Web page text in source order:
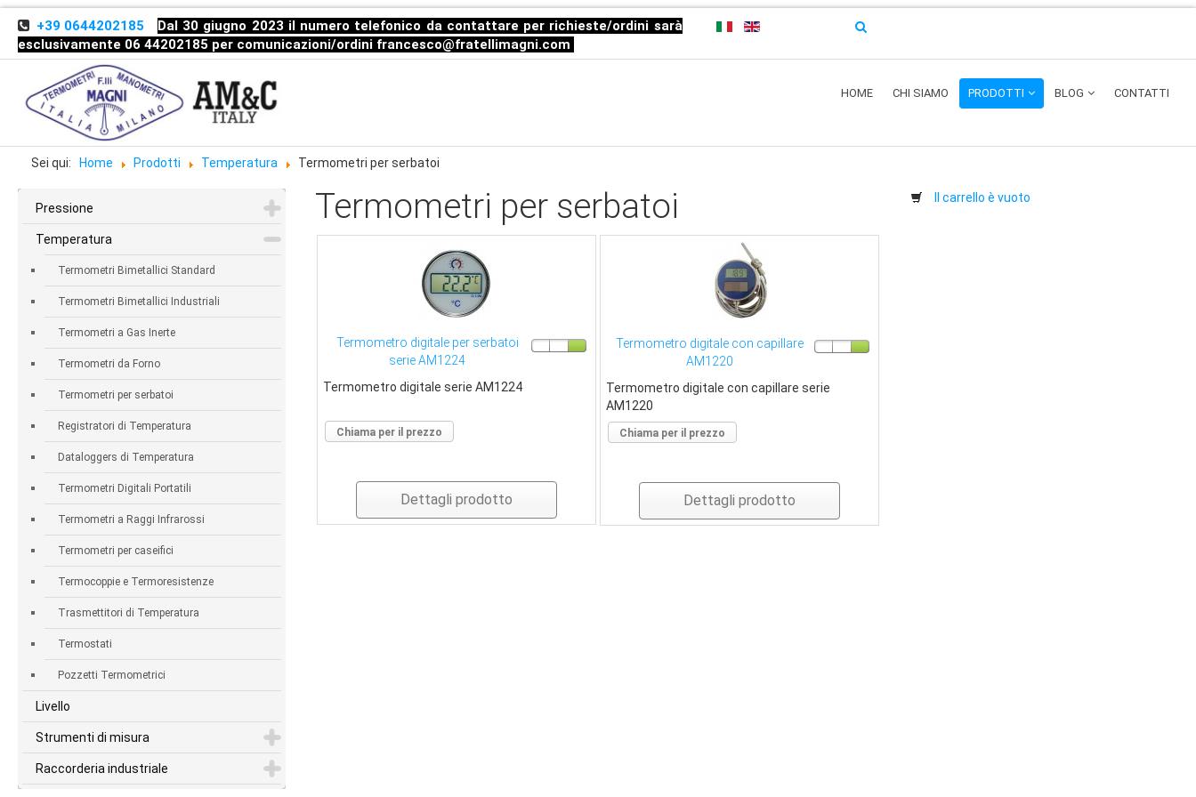
+39 0644202185
Dal 30 giugno 2023 il numero telefonico da contattare per richieste/ordini sarà
esclusivamente 06 44202185 per comunicazioni/ordini francesco@fratellimagni.com
HOME CHI SIAMO PRODOTTI BLOG CONTATTI
Sei qui: Home Prodotti Temperatura Termometri per serbatoi
Pressione
Temperatura
Termometri Bimetallici Standard
Termometri Bimetallici Industriali
Termometri a Gas Inerte
Termometri da Forno
Termometri per serbatoi
Registratori di Temperatura
Dataloggers di Temperatura
Termometri Digitali Portatili
Termometri a Raggi Infrarossi
Termometri per caseifici
Termocoppie e Termoresistenze
Trasmettitori di Temperatura
Termostati
Pozzetti Termometrici
Livello
Strumenti di misura
Raccorderia industriale
Termometri per serbatoi
Termometro digitale per serbatoi
serie AM1224
Termometro digitale serie AM1224
Chiama per il prezzo
Dettagli prodotto
Termometro digitale con capillare
AM1220
Termometro digitale con capillare serie
AM1220
Chiama per il prezzo
Dettagli prodotto
Il carrello è vuoto